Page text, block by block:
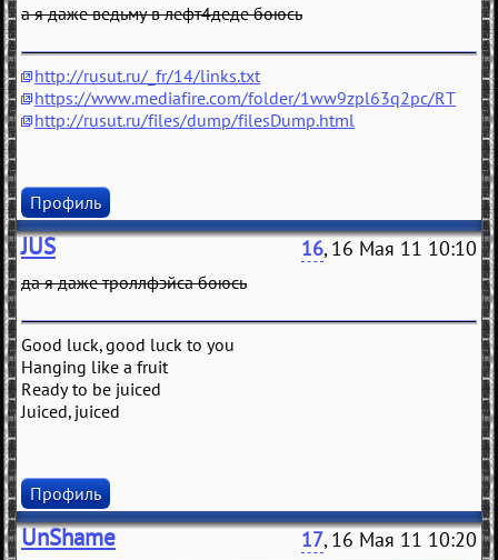
а я даже ведьму в лефт4деде боюсь
http://rusut.ru/_fr/14/links.txt
https://www.mediafire.com/folder/1ww9zpl63q2pc/RT
http://rusut.ru/files/dump/filesDump.html
Профиль
JUS 16, 16 Мая 11 10:10
да я даже троллфэйса боюсь
Good luck, good luck to you
Hanging like a fruit
Ready to be juiced
Juiced, juiced
Профиль
UnShame 17, 16 Мая 11 10:20